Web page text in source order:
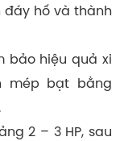
hố và thành
bảo hiệu quả xi
mép bạt bằng
2 – 3 HP, sau